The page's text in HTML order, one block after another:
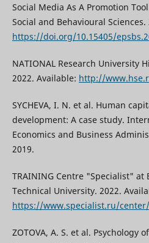
Social Media As A Promotion
Social and Behavioural Sciences.
https://doi.org/10.15405/
NATIONAL Research University
2022. Available: http://
SYCHEVA, I. N. et al. Human
development: A case study.
Economics and Business
2019.
TRAINING Centre "Specialist" at
Technical University. 2022.
https://www.specialist.ru/
ZOTOVA, A. S. et al. Psychology